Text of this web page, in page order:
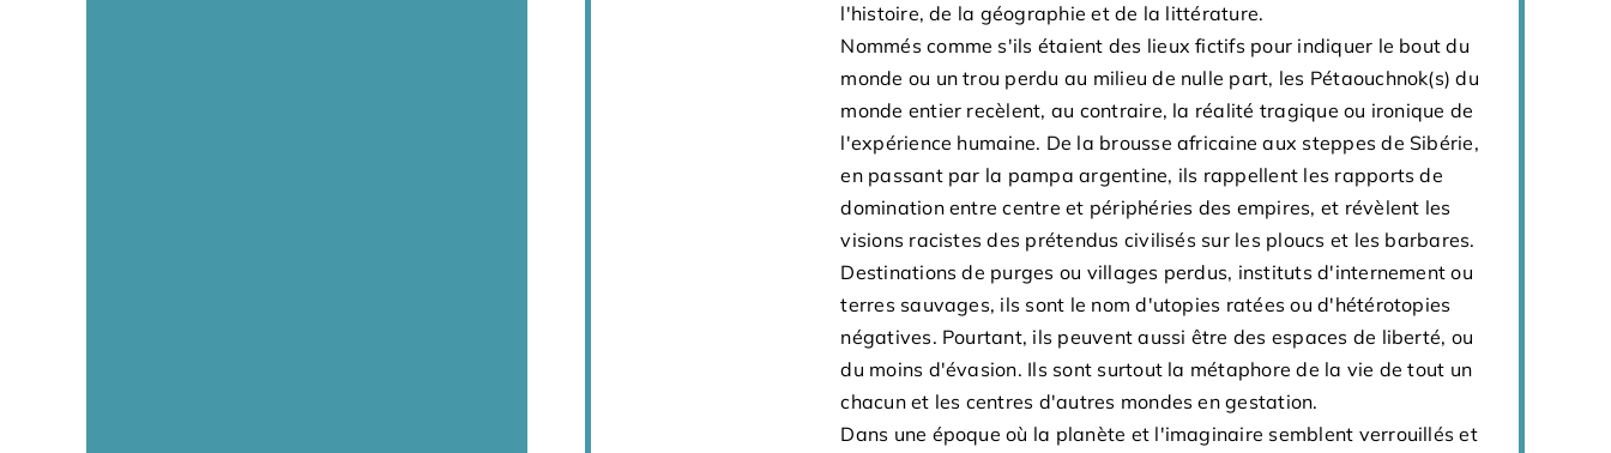
l'histoire, de la géographie et de la littérature.
Nommés comme s'ils étaient des lieux fictifs pour indiquer le bout du
monde ou un trou perdu au milieu de nulle part, les Pétaouchnok(s) du
monde entier recèlent, au contraire, la réalité tragique ou ironique de
l'expérience humaine. De la brousse africaine aux steppes de Sibérie,
en passant par la pampa argentine, ils rappellent les rapports de
domination entre centre et périphéries des empires, et révèlent les
visions racistes des prétendus civilisés sur les ploucs et les barbares.
Destinations de purges ou villages perdus, instituts d'internement ou
terres sauvages, ils sont le nom d'utopies ratées ou d'hétérotopies
négatives. Pourtant, ils peuvent aussi être des espaces de liberté, ou
du moins d'évasion. Ils sont surtout la métaphore de la vie de tout un
chacun et les centres d'autres mondes en gestation.
Dans une époque où la planète et l'imaginaire semblent verrouillés et